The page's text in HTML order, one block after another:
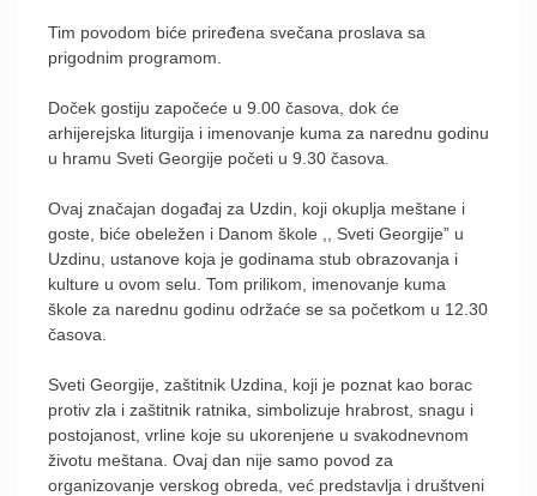
Tim povodom biće priređena svečana proslava sa
prigodnim programom.
Doček gostiju započeće u 9.00 časova, dok će
arhijerejska liturgija i imenovanje kuma za narednu godinu
u hramu Sveti Georgije početi u 9.30 časova.
Ovaj značajan događaj za Uzdin, koji okuplja meštane i
goste, biće obeležen i Danom škole ,, Sveti Georgije” u
Uzdinu, ustanove koja je godinama stub obrazovanja i
kulture u ovom selu. Tom prilikom, imenovanje kuma
škole za narednu godinu održaće se sa početkom u 12.30
časova.
Sveti Georgije, zaštitnik Uzdina, koji je poznat kao borac
protiv zla i zaštitnik ratnika, simbolizuje hrabrost, snagu i
postojanost, vrline koje su ukorenjene u svakodnevnom
životu meštana. Ovaj dan nije samo povod za
organizovanje verskog obreda, već predstavlja i društveni